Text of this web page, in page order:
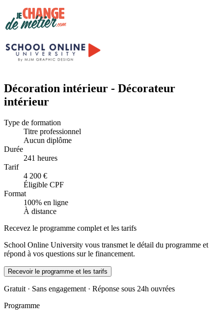
Décoration intérieur - Décorateur
intérieur
Type de formation
Titre professionnel
Aucun diplôme
Durée
241 heures
Tarif
4 200 €
Éligible CPF
Format
100% en ligne
À distance
Recevez le programme complet et les tarifs
School Online University vous transmet le détail du programme et
répond à vos questions sur le financement.
Recevoir le programme et les tarifs
Gratuit · Sans engagement · Réponse sous 24h ouvrées
Programme